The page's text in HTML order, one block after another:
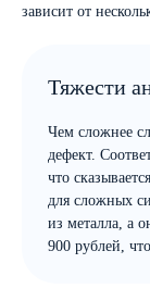
зависит от
Тяжести
Чем сложнее
дефект.
что
для сложных
из металла, а
900 рублей,